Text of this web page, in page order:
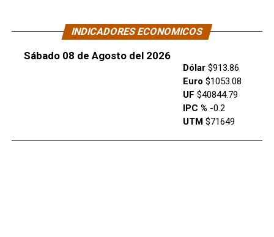
INDICADORES ECONOMICOS
Sábado 08 de Agosto del 2026
Dólar$913.86
Euro $1053.08
UF $40844.79
IPC % -0.2
UTM$71649